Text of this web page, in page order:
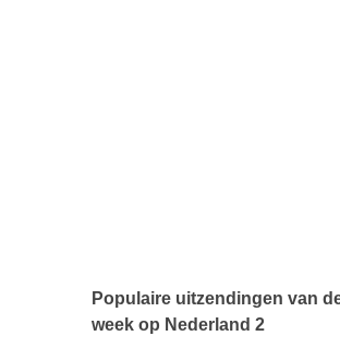
Populaire uitzendingen van
week op Nederland 2